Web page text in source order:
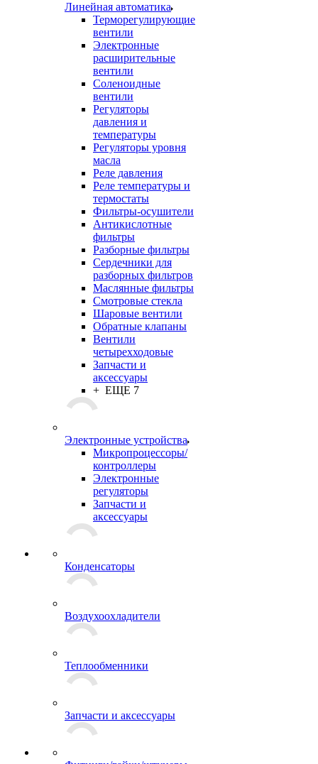
Линейная автоматика
Терморегулирующие
вентили
Электронные
расширительные
вентили
Соленоидные
вентили
Регуляторы
давления и
температуры
Регуляторы уровня
масла
Реле давления
Реле температуры и
термостаты
Фильтры-осушители
Антикислотные
фильтры
Разборные фильтры
Сердечники для
разборных фильтров
Маслянные фильтры
Смотровые стекла
Шаровые вентили
Обратные клапаны
Вентили
четырехходовые
Запчасти и
аксессуары
+ ЕЩЕ 7
Электронные устройства
Микропроцессоры/
контроллеры
Электронные
регуляторы
Запчасти и
аксессуары
Конденсаторы
Воздухоохладители
Теплообменники
Запчасти и аксессуары